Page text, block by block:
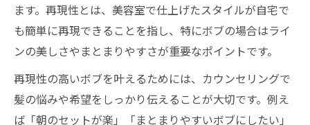
ます。再現性とは、美容室で仕上げたスタイルが自宅で
も簡単に再現できることを指し、特にボブの場合はライ
ンの美しさやまとまりやすさが重要なポイントです。
再現性の高いボブを叶えるためには、カウンセリングで
髪の悩みや希望をしっかり伝えることが大切です。例え
ば「朝のセットが楽」「まとまりやすいボブにしたい」